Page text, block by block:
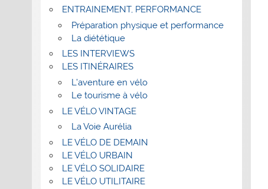
ENTRAINEMENT, PERFORMANCE
Préparation physique et performance
La diététique
LES INTERVIEWS
LES ITINÉRAIRES
L’aventure en vélo
Le tourisme à vélo
LE VÉLO VINTAGE
La Voie Aurélia
LE VÉLO DE DEMAIN
LE VÉLO URBAIN
LE VÉLO SOLIDAIRE
LE VÉLO UTILITAIRE